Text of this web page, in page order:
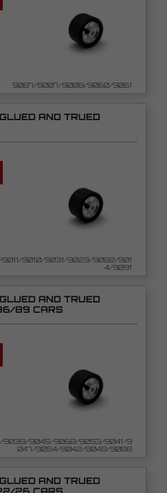
9087/9007/9008/9060/9061
AND TRUED
9010/9031/9023/9082/901
4/9091
AND TRUED
89 CARS
9045/9068/9053/9041/9
047/9054/9042/9048/9088
AND TRUED